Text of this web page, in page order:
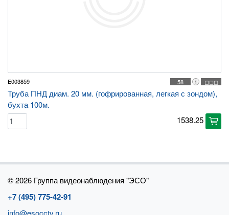
E003859 ◻◻◻
1
58
Труба ПНД диам. 20 мм. (гофрированная, легкая с зондом),
бухта 100м.
1538.25 cart
©2026 Группа видеонаблюдения "ЭСО"
+7 (495) 775-42-91
info@esocctv.ru